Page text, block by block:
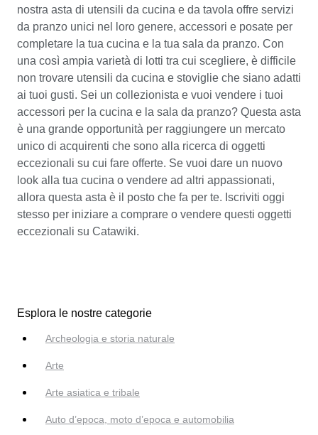
nostra asta di utensili da cucina e da tavola offre servizi
da pranzo unici nel loro genere, accessori e posate per
completare la tua cucina e la tua sala da pranzo. Con
una così ampia varietà di lotti tra cui scegliere, è difficile
non trovare utensili da cucina e stoviglie che siano adatti
ai tuoi gusti. Sei un collezionista e vuoi vendere i tuoi
accessori per la cucina e la sala da pranzo? Questa asta
è una grande opportunità per raggiungere un mercato
unico di acquirenti che sono alla ricerca di oggetti
eccezionali su cui fare offerte. Se vuoi dare un nuovo
look alla tua cucina o vendere ad altri appassionati,
allora questa asta è il posto che fa per te. Iscriviti oggi
stesso per iniziare a comprare o vendere questi oggetti
eccezionali su Catawiki.
Esplora le nostre categorie
Archeologia e storia naturale
Arte
Arte asiatica e tribale
Auto d’epoca, moto d’epoca e automobilia